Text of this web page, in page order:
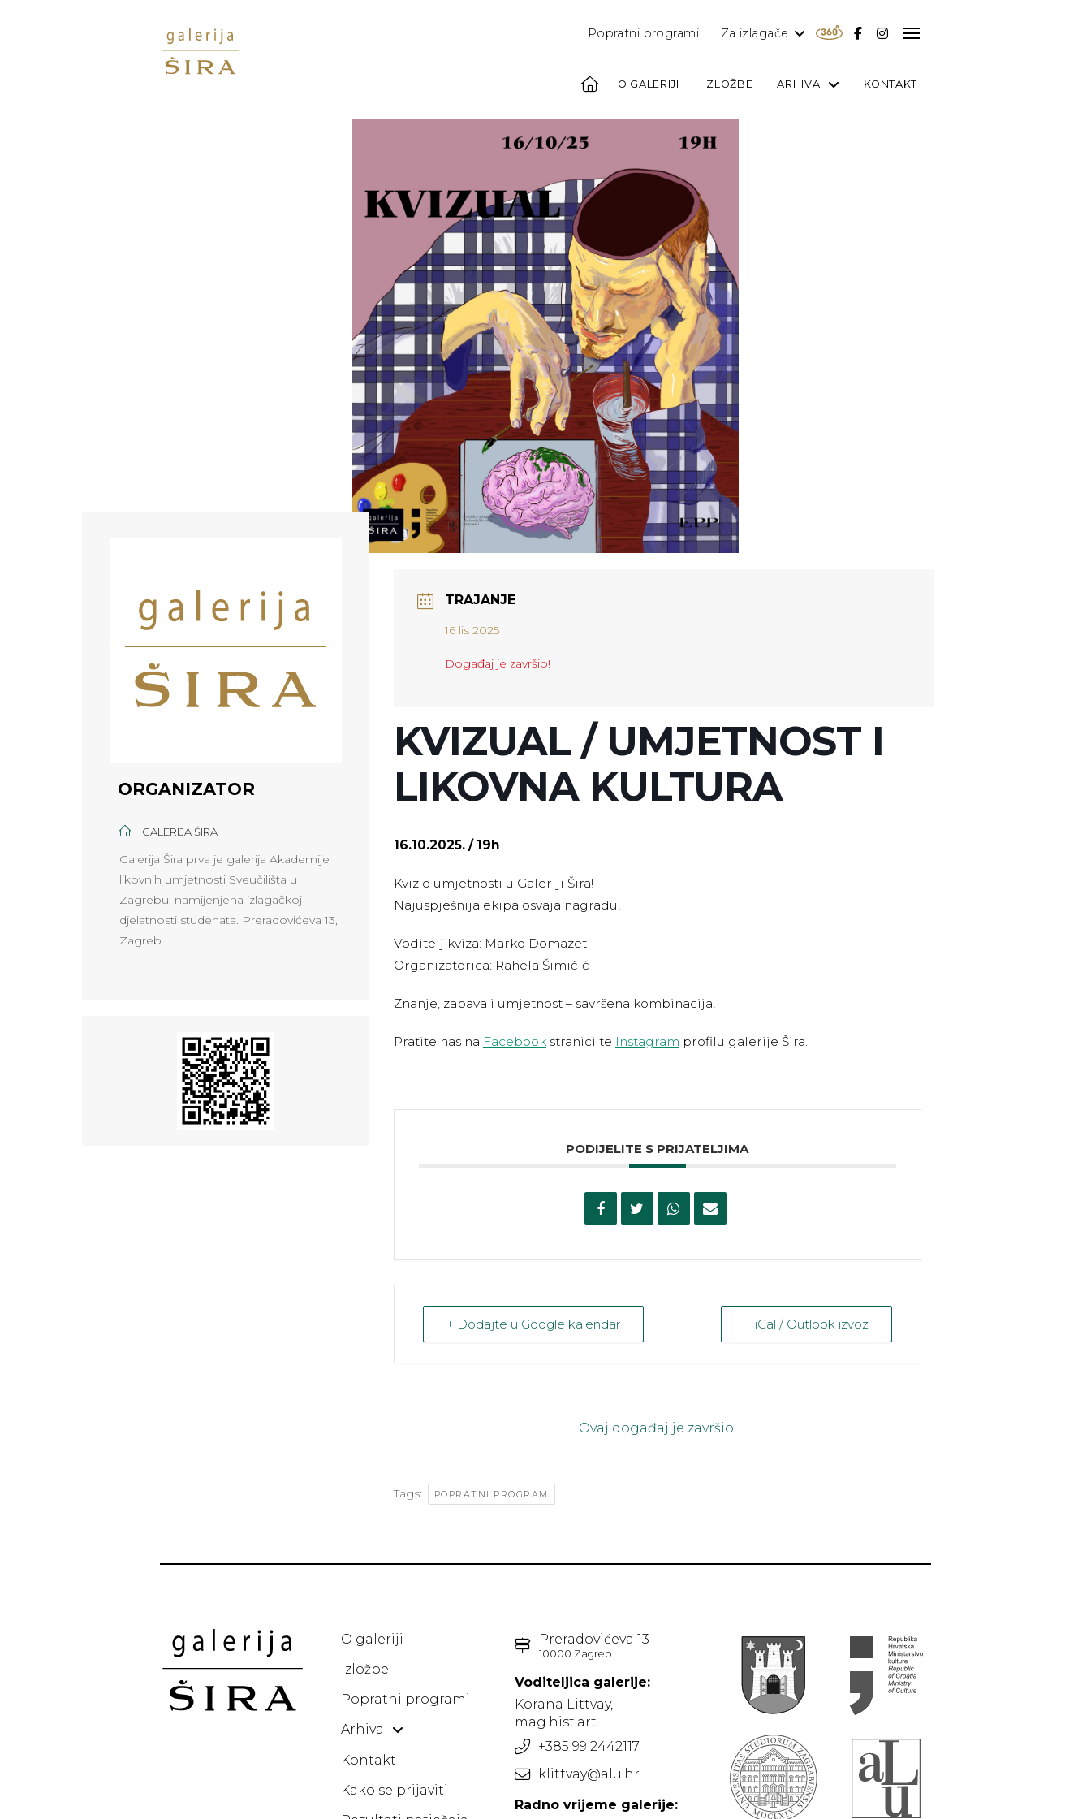
Popratni programi Za izlagače
O GALERIJI IZLOŽBE ARHIVA KONTAKT
ORGANIZATOR
GALERIJA ŠIRA
Galerija Šira prva je galerija Akademije
likovnih umjetnosti Sveučilišta u
Zagrebu, namijenjena izlagačkoj
djelatnosti studenata. Preradovićeva 13,
Zagreb.
TRAJANJE
16 lis 2025
Događaj je završio!
KVIZUAL / UMJETNOST I
LIKOVNA KULTURA
16.10.2025. / 19h
Kviz o umjetnosti u Galeriji Šira!
Najuspješnija ekipa osvaja nagradu!
Voditelj kviza: Marko Domazet
Organizatorica: Rahela Šimičić
Znanje, zabava i umjetnost – savršena kombinacija!
Pratite nas na Facebookstranici te Instagram profilu galerije Šira.
PODIJELITE S PRIJATELJIMA
+ Dodajte u Google kalendar + iCal / Outlook izvoz
Ovaj događaj je završio.
Tags: POPRATNI PROGRAM
O galeriji
Izložbe
Popratni programi
Arhiva
Kontakt
Kako se prijaviti
Preradovićeva 13
10000 Zagreb
Voditeljica galerije:
Korana Littvay,
mag.hist.art.
+385 99 2442117
klittvay@alu.hr
Radno vrijeme galerije: